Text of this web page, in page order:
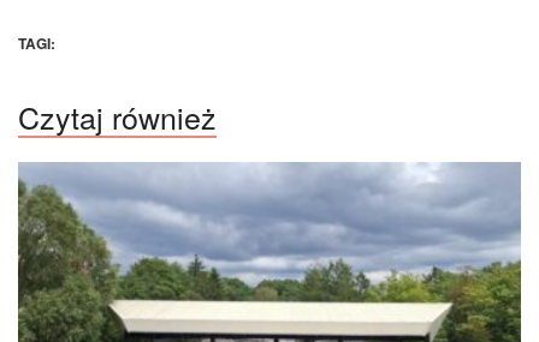
TAGI:
Czytaj również